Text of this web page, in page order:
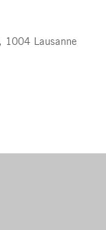
1004 Lausanne